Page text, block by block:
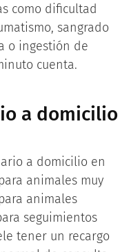
como dificultad
sangrado
o ingestión de
cuenta.
a domicilio
a domicilio en
animales muy
animales
seguimientos
tener un recargo